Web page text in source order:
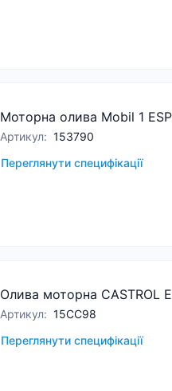
Моторна олива Mobil 1
Артикул: 153790
Переглянути специфікації
Олива моторна CASTROL
Артикул: 15CC98
Переглянути специфікації